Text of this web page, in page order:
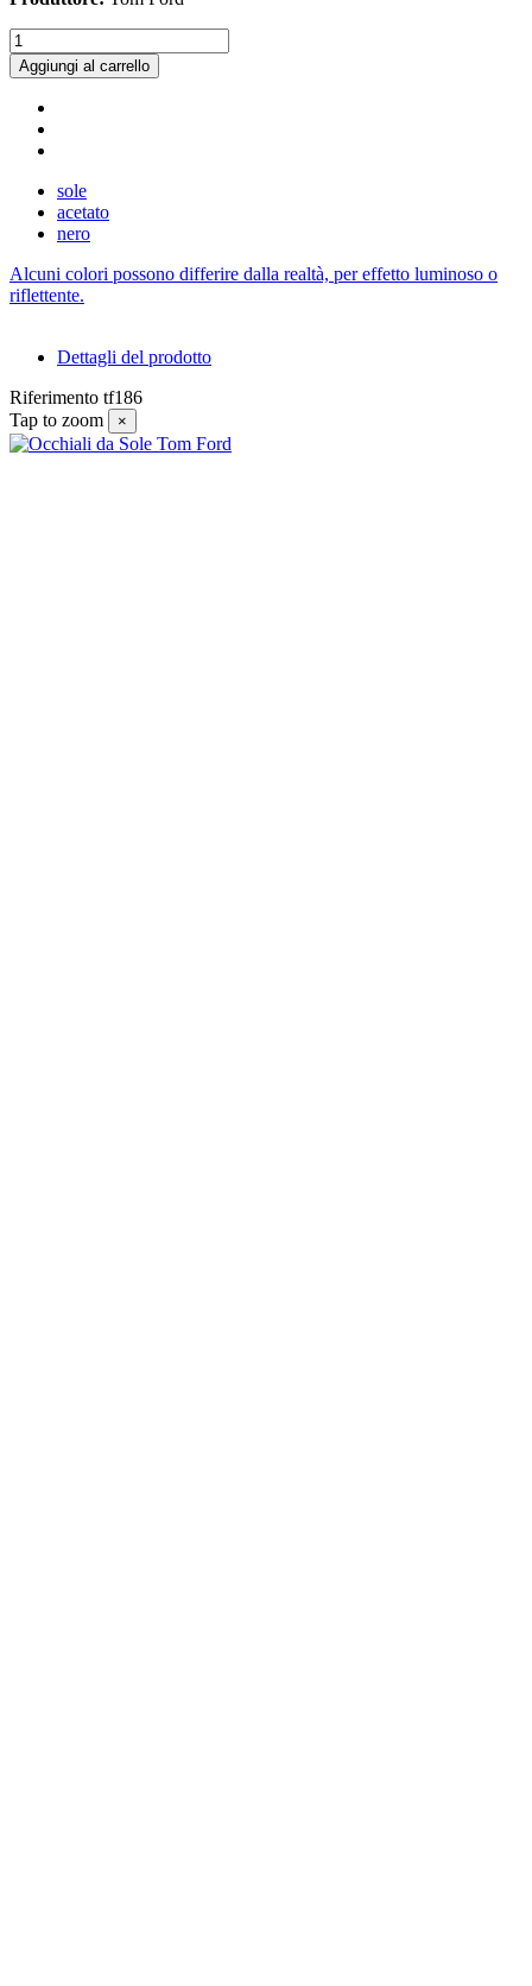
Aggiungi al carrello
sole
acetato
nero
Alcuni colori possono differire dalla realtà, per effetto luminoso o
riflettente.
Dettagli del prodotto
Riferimento tf186
Tap to zoom
×